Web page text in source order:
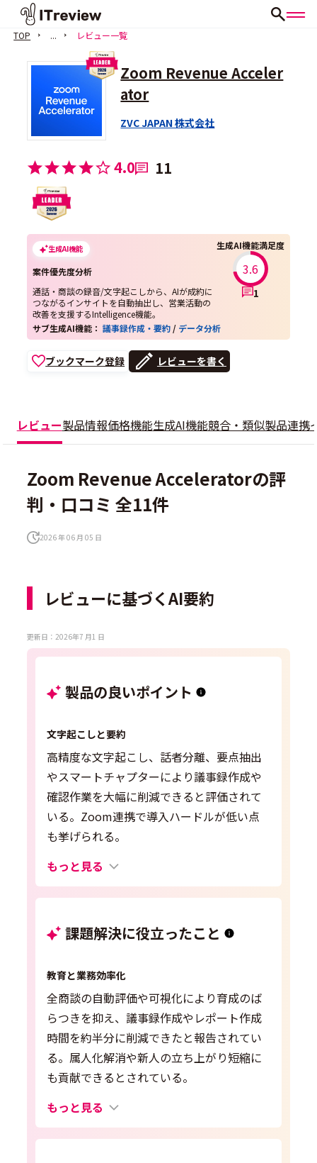
TOP ... レビュー一覧
Zoom Revenue Acceler
ator
ZVC JAPAN 株式会社
4.0 11
生成AI機能
案件優先度分析
通話・商談の録音/文字起こしから、AIが成約に
つながるインサイトを自動抽出し、営業活動の
改善を支援するIntelligence機能。
生成AI機能満足度
3.6
1
サブ生成AI機能：議事録作成・要約 / データ分析
ブックマーク登録 レビューを書く
レビュー製品情報価格機能生成AI機能競合・類似製品連携
Zoom Revenue Acceleratorの評
判・口コミ 全11件
2026 年 06 月 05 日
レビューに基づくAI要約
更新日：2026年7 月1 日
製品の良いポイント
文字起こしと要約
高精度な文字起こし、話者分離、要点抽出
やスマートチャプターにより議事録作成や
確認作業を大幅に削減できると評価されて
いる。Zoom連携で導入ハードルが低い点
も挙げられる。
もっと見る
課題解決に役立ったこと
教育と業務効率化
全商談の自動評価や可視化により育成のば
らつきを抑え、議事録作成やレポート作成
時間を約半分に削減できたと報告されてい
る。属人化解消や新人の立ち上がり短縮に
も貢献できるとされている。
もっと見る